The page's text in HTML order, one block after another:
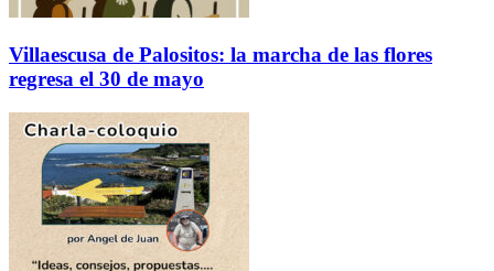
Villaescusa de Palositos: la marcha de las flores
regresa el 30 de mayo